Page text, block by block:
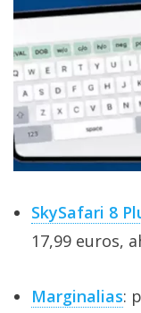
SkySafari 8
17,99 euros,
Marginalias: